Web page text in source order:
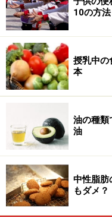
10の方法
授乳中の
本
油の種類
油
中性脂肪
もダメ？